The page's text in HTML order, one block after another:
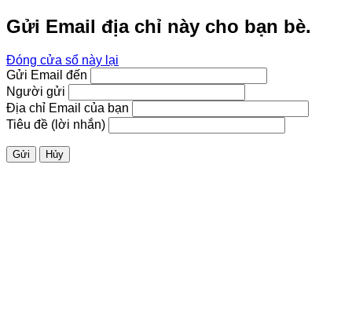
Gửi Email địa chỉ này cho bạn bè.
Đóng cửa sổ này lại
Gửi Email đến
Người gửi
Địa chỉ Email của bạn
Tiêu đề (lời nhắn)
Gửi Hủy